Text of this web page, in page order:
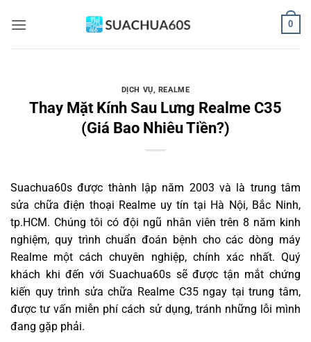
qua
0
DỊCH VỤ, REALME
Thay Mặt Kính Sau Lưng Realme C35
(Giá Bao Nhiêu Tiền?)
Suachua60s được thành lập năm 2003 và là trung tâm
sửa chữa điện thoại Realme uy tín tại Hà Nội, Bắc Ninh,
tp.HCM. Chúng tôi có đội ngũ nhân viên trên 8 năm kinh
nghiệm, quy trình chuẩn đoán bệnh cho các dòng máy
Realme một cách chuyên nghiệp, chính xác nhất. Quý
khách khi đến với Suachua60s sẽ được tận mắt chứng
kiến quy trình sửa chữa Realme C35 ngay tại trung tâm,
được tư vấn miễn phí cách sử dụng, tránh những lỗi mình
đang gặp phải.